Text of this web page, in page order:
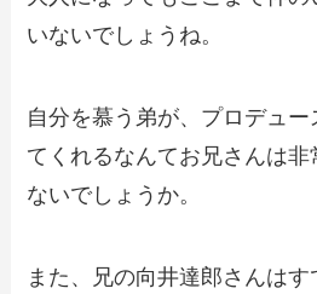
いないでしょうね。
自分を慕う弟が、プロデュ
てくれるなんてお兄さんは
ないでしょうか。
また、兄の向井達郎さんは